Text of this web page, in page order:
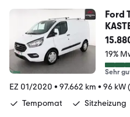
Ford
19%
Sehr
EZ 01/2020 • 97.662 km • 96 kW
Tempomat
Sitzheizung